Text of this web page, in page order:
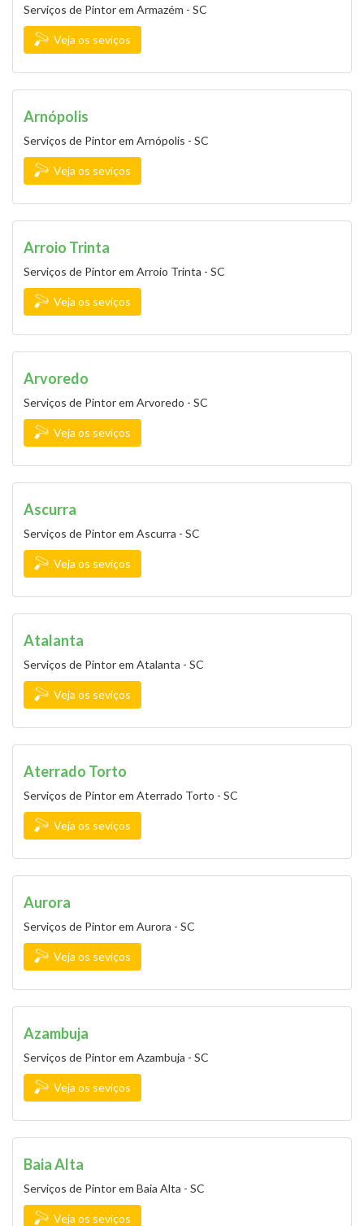
Serviços de Pintor em Armazém - SC
Veja os seviços
Arnópolis
Serviços de Pintor em Arnópolis - SC
Veja os seviços
Arroio Trinta
Serviços de Pintor em Arroio Trinta - SC
Veja os seviços
Arvoredo
Serviços de Pintor em Arvoredo - SC
Veja os seviços
Ascurra
Serviços de Pintor em Ascurra - SC
Veja os seviços
Atalanta
Serviços de Pintor em Atalanta - SC
Veja os seviços
Aterrado Torto
Serviços de Pintor em Aterrado Torto - SC
Veja os seviços
Aurora
Serviços de Pintor em Aurora - SC
Veja os seviços
Azambuja
Serviços de Pintor em Azambuja - SC
Veja os seviços
Baia Alta
Serviços de Pintor em Baia Alta - SC
Veja os seviços